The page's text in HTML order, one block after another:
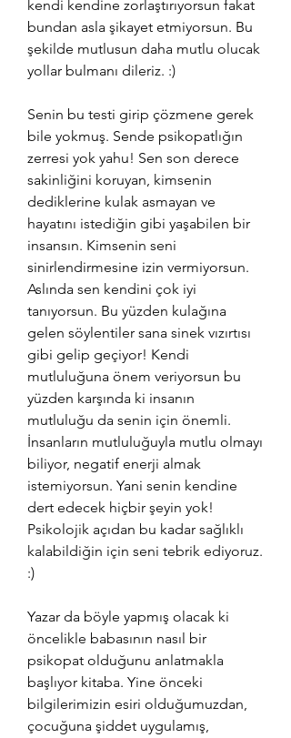
kendi kendine zorlaştırıyorsun fakat
bundan asla şikayet etmiyorsun. Bu
şekilde mutlusun daha mutlu olucak
yollar bulmanı dileriz. :)
Senin bu testi girip çözmene gerek
bile yokmuş. Sende psikopatlığın
zerresi yok yahu! Sen son derece
sakinliğini koruyan, kimsenin
dediklerine kulak asmayan ve
hayatını istediğin gibi yaşabilen bir
insansın. Kimsenin seni
sinirlendirmesine izin vermiyorsun.
Aslında sen kendini çok iyi
tanıyorsun. Bu yüzden kulağına
gelen söylentiler sana sinek vızırtısı
gibi gelip geçiyor! Kendi
mutluluğuna önem veriyorsun bu
yüzden karşında ki insanın
mutluluğu da senin için önemli.
İnsanların mutluluğuyla mutlu olmayı
biliyor, negatif enerji almak
istemiyorsun. Yani senin kendine
dert edecek hiçbir şeyin yok!
Psikolojik açıdan bu kadar sağlıklı
kalabildiğin için seni tebrik ediyoruz.
:)
Yazar da böyle yapmış olacak ki
öncelikle babasının nasıl bir
psikopat olduğunu anlatmakla
başlıyor kitaba. Yine önceki
bilgilerimizin esiri olduğumuzdan,
çocuğuna şiddet uygulamış,